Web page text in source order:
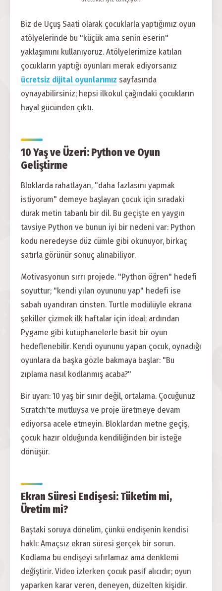
Biz de Uçuş Saati olarak çocuklarla yaptığımız oyun
atölyelerinde bu "küçük ama senin eserin"
yaklaşımını kullanıyoruz. Atölyelerimize katılan
çocukların yaptığı oyunları merak ediyorsanız
ücretsiz dijital oyunlarımız sayfasında
oynayabilirsiniz; hepsi ilkokul çağındaki çocukların
hayal gücünden çıktı.
10 Yaş ve Üzeri: Python ve Oyun
Geliştirme
Bloklarda rahatlayan, "daha fazlasını yapmak
istiyorum" demeye başlayan çocuk için sıradaki
durak metin tabanlı bir dil. Bu geçişte en yaygın
tavsiye Python ve bunun iyi bir nedeni var: Python
kodu neredeyse düz cümle gibi okunuyor, birkaç
satırla görünür sonuç alınabiliyor.
Motivasyonun sırrı projede. "Python öğren" hedefi
soyuttur; "kendi yılan oyununu yap" hedefi ise
sabah uyandıran cinsten. Turtle modülüyle ekrana
şekiller çizmek ilk haftalar için ideal; ardından
Pygame gibi kütüphanelerle basit bir oyun
hedeflenebilir. Kendi oyununu yapan çocuk, oynadığı
oyunlara da başka gözle bakmaya başlar: "Bu
zıplama nasıl kodlanmış acaba?"
Bir uyarı: 10 yaş bir sınır değil, ortalama. Çocuğunuz
Scratch'te mutluysa ve proje üretmeye devam
ediyorsa acele etmeyin. Bloklardan metne geçiş,
çocuk hazır olduğunda kendiliğinden bir isteğe
dönüşür.
Ekran Süresi Endişesi: Tüketim mi,
Üretim mi?
Baştaki soruya dönelim, çünkü endişenin kendisi
haklı: Amaçsız ekran süresi gerçek bir sorun.
Kodlama bu endişeyi sıfırlamaz ama denklemi
değiştirir. Video izlerken çocuk pasif alıcıdır; oyun
yaparken karar veren, deneyen, düzelten kişidir.